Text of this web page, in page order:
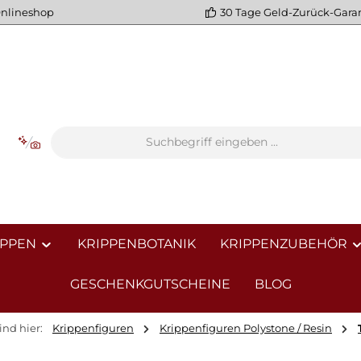
30 Tage Geld-Zurück-
KRIPPENBOTANIK KRIPPENZUBEHÖR
GESCHENKGUTSCHEINE BLOG
hier: Krippenfiguren Krippenfiguren Polystone / Resin